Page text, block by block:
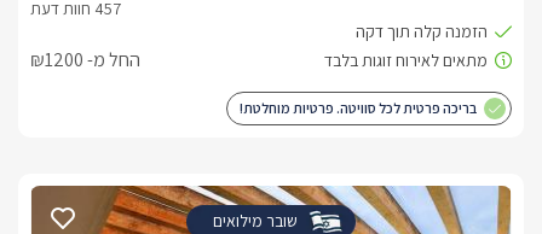
החל מ- ₪1200
בריכה פרטית לכל סוויטה. פרטיות מוחלטת!
שובר מילואים